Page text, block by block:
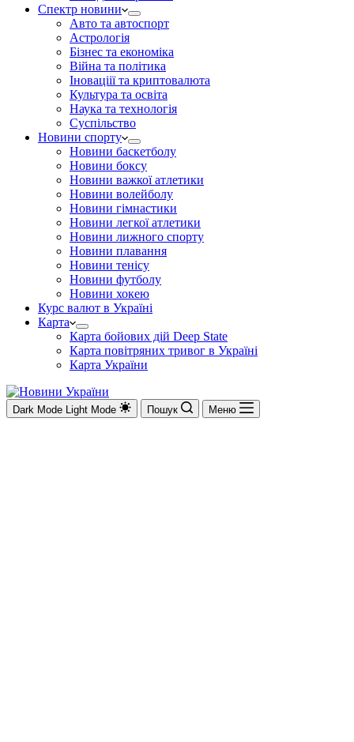
Спектр новини
Авто та автоспорт
Астрологія
Бізнес та економіка
Війна та політика
Іноваціії та криптовалюта
Культура та освіта
Наука та технологія
Суспільство
Новини спорту
Новини баскетболу
Новини боксу
Новини важкої атлетики
Новини волейболу
Новини гімнастики
Новини легкої атлетики
Новини лижного спорту
Новини плавання
Новини тенісу
Новини футболу
Новини хокею
Курс валют в Україні
Карта
Карта бойових дій Deep State
Карта повітряних тривог в Україні
Карта України
Dark Mode Light Mode Пошук Меню